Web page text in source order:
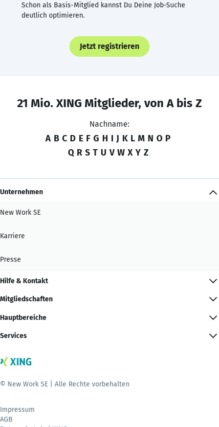
Schon als Basis-Mitglied kannst Du Deine Job-Suche
deutlich optimieren.
Jetzt registrieren
21 Mio. XING Mitglieder, von A bis Z
Nachname:
A B C D E F G H I J K L M N O P
Q R S T U V W X Y Z
Unternehmen
New Work SE
Karriere
Presse
Hilfe & Kontakt
Mitgliedschaften
Hauptbereiche
Services
© New Work SE | Alle Rechte vorbehalten
Impressum
AGB